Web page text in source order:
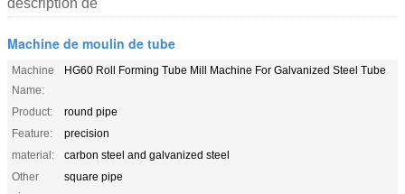
Machine de moulin de tube
Machine
Name:
HG60 Roll Forming Tube Mill Machine For Galvanized Steel Tube
Product:
round pipe
Feature:
precision
material:
carbon steel and galvanized steel
Other
square pipe